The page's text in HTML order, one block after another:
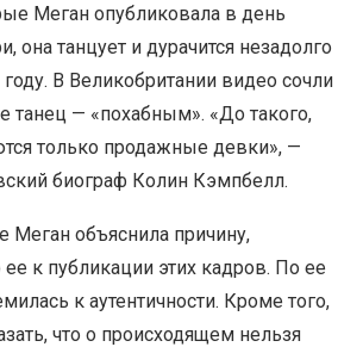
Меган опубликовала в день
она танцует и дурачится незадолго
В Великобритании видео сочли
танец — «похабным». «До такого,
только продажные девки», —
биограф Колин Кэмпбелл.
Меган объяснила причину,
к публикации этих кадров. По ее
к аутентичности. Кроме того,
что о происходящем нельзя